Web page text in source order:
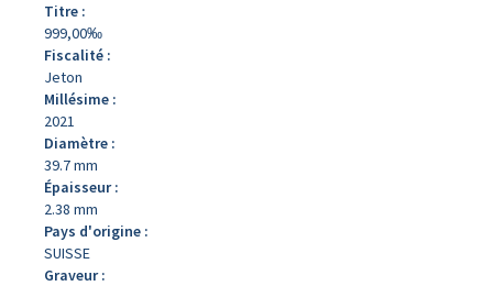
Titre :
999,00‰
Fiscalité :
Jeton
Millésime :
2021
Diamètre :
39.7 mm
Épaisseur :
2.38 mm
Pays d'origine :
SUISSE
Graveur :